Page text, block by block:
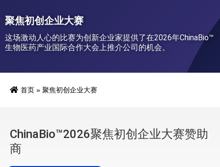
聚焦初创企业大赛
这场激动人心的比赛为创新企业家提供了在2026年ChinaBio™
生物医药产业国际合作大会上推介公司的机会。
首页 » 聚焦初创企业大赛
ChinaBio™2026聚焦初创企业大赛赞助
商